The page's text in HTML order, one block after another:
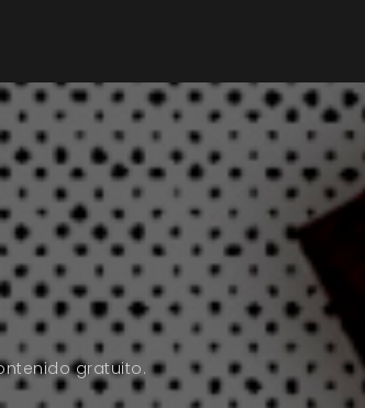
gratuito.